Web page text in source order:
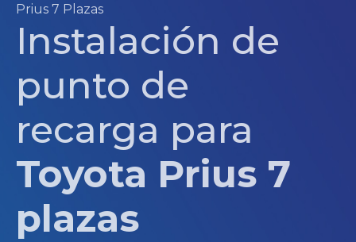
Prius 7 Plazas
Instalación de
punto de
recarga para
Toyota Prius 7
plazas